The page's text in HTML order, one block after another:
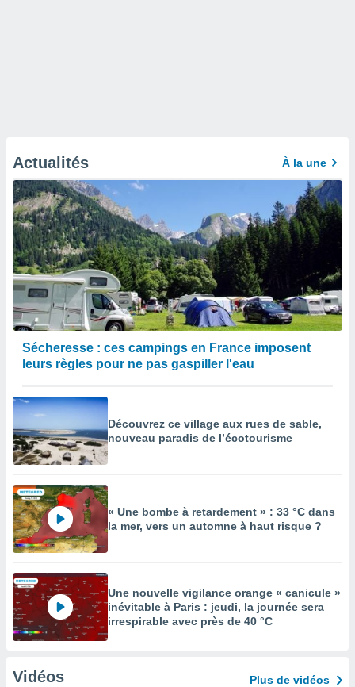
Actualités À la une
Sécheresse : ces campings en France imposent
leurs règles pour ne pas gaspiller l'eau
Découvrez ce village aux rues de sable,
nouveau paradis de l’écotourisme
« Une bombe à retardement » : 33 °C dans
la mer, vers un automne à haut risque ?
Une nouvelle vigilance orange « canicule »
inévitable à Paris : jeudi, la journée sera
irrespirable avec près de 40 °C
Vidéos Plus de vidéos